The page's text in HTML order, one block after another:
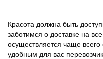
Красота должна быть
заботимся о доставке на
осуществляется чаще
удобным для вас